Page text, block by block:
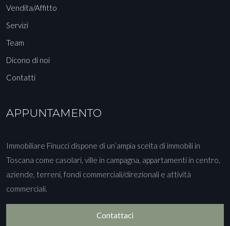
Vendita/Affitto
Servizi
Team
Dicono di noi
Contatti
APPUNTAMENTO
Immobiliare Finucci dispone di un’ampia scelta di immobili in
Toscana come casolari, ville in campagna, appartamenti in centro,
aziende, terreni, fondi commerciali/direzionali e attività
commerciali.
Contattaci